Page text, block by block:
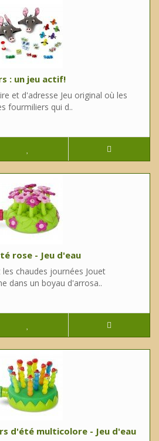
: un jeu actif!
et d'adresse Jeu original où les
fourmiliers qui d..
rose - Jeu d'eau
chaudes journées Jouet
dans un boyau d'arrosa..
d'été multicolore - Jeu d'eau